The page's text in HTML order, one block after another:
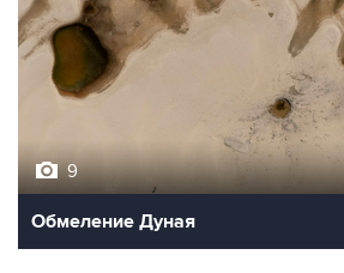
9
Обмеление Дуная